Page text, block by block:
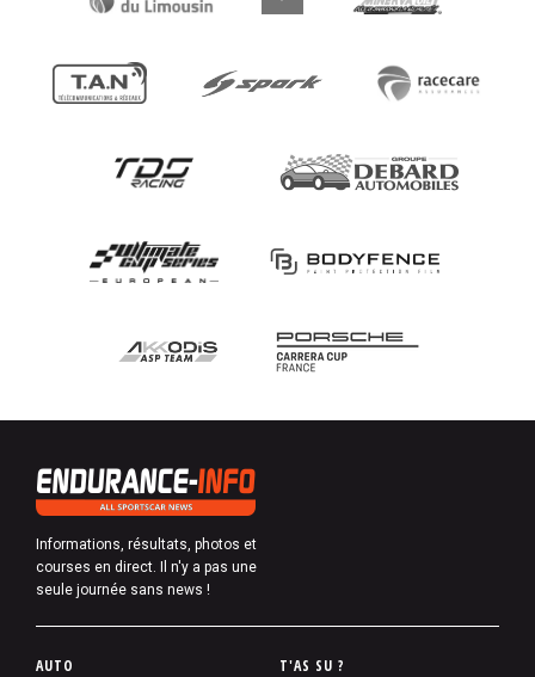
Informations, résultats, photos et
courses en direct. Il n'y a pas une
seule journée sans news !
P
AUTO T'AS SU ?